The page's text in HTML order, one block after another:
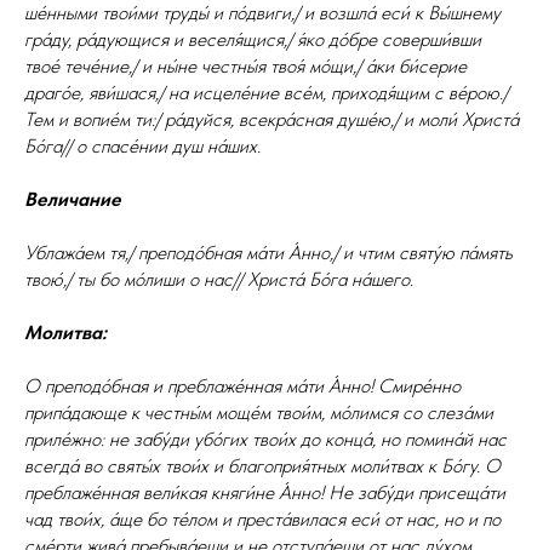
ше́нными твои́ми труды́ и по́двиги,/ и возшла́ еси́ к Вы́шнему
гра́ду, ра́дующися и веселя́щися,/ я́ко до́бре соверши́вши
твое́ тече́ние,/ и ны́не честны́я твоя́ мо́щи,/ а́ки би́серие
драго́е, яви́шася,/ на исцеле́ние все́м, приходя́щим с ве́рою./
Тем и вопие́м ти:/ ра́дуйся, всекра́сная душе́ю,/ и моли́ Христа́
Бо́га// о спасе́нии душ на́ших.
Величание
Ублажа́ем тя,/ преподо́бная ма́ти А́нно,/ и чтим святу́ю па́мять
твою́,/ ты бо мо́лиши о нас// Христа́ Бо́га на́шего.
Молитва:
О преподо́бная и преблаже́нная ма́ти А́нно! Смире́нно
припа́дающе к честны́м моще́м твои́м, мо́лимся со слеза́ми
приле́жно: не забу́ди убо́гих твои́х до конца́, но помина́й нас
всегда́ во святы́х твои́х и благоприя́тных моли́твах к Бо́гу. О
преблаже́нная вели́кая княги́не А́нно! Не забу́ди присеща́ти
чад твои́х, а́ще бо те́лом и преста́вилася еси́ от нас, но и по